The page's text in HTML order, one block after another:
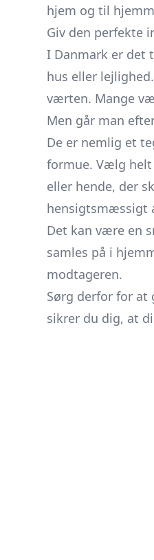
hjem og til
Giv den perfekte
I Danmark er det
hus eller
værten. Mange
Men går man
De er nemlig et
formue. Vælg helt
eller hende, der
hensigtsmæssigt
Det kan være en
samles på i
modtageren.
Sørg derfor for at
sikrer du dig, at